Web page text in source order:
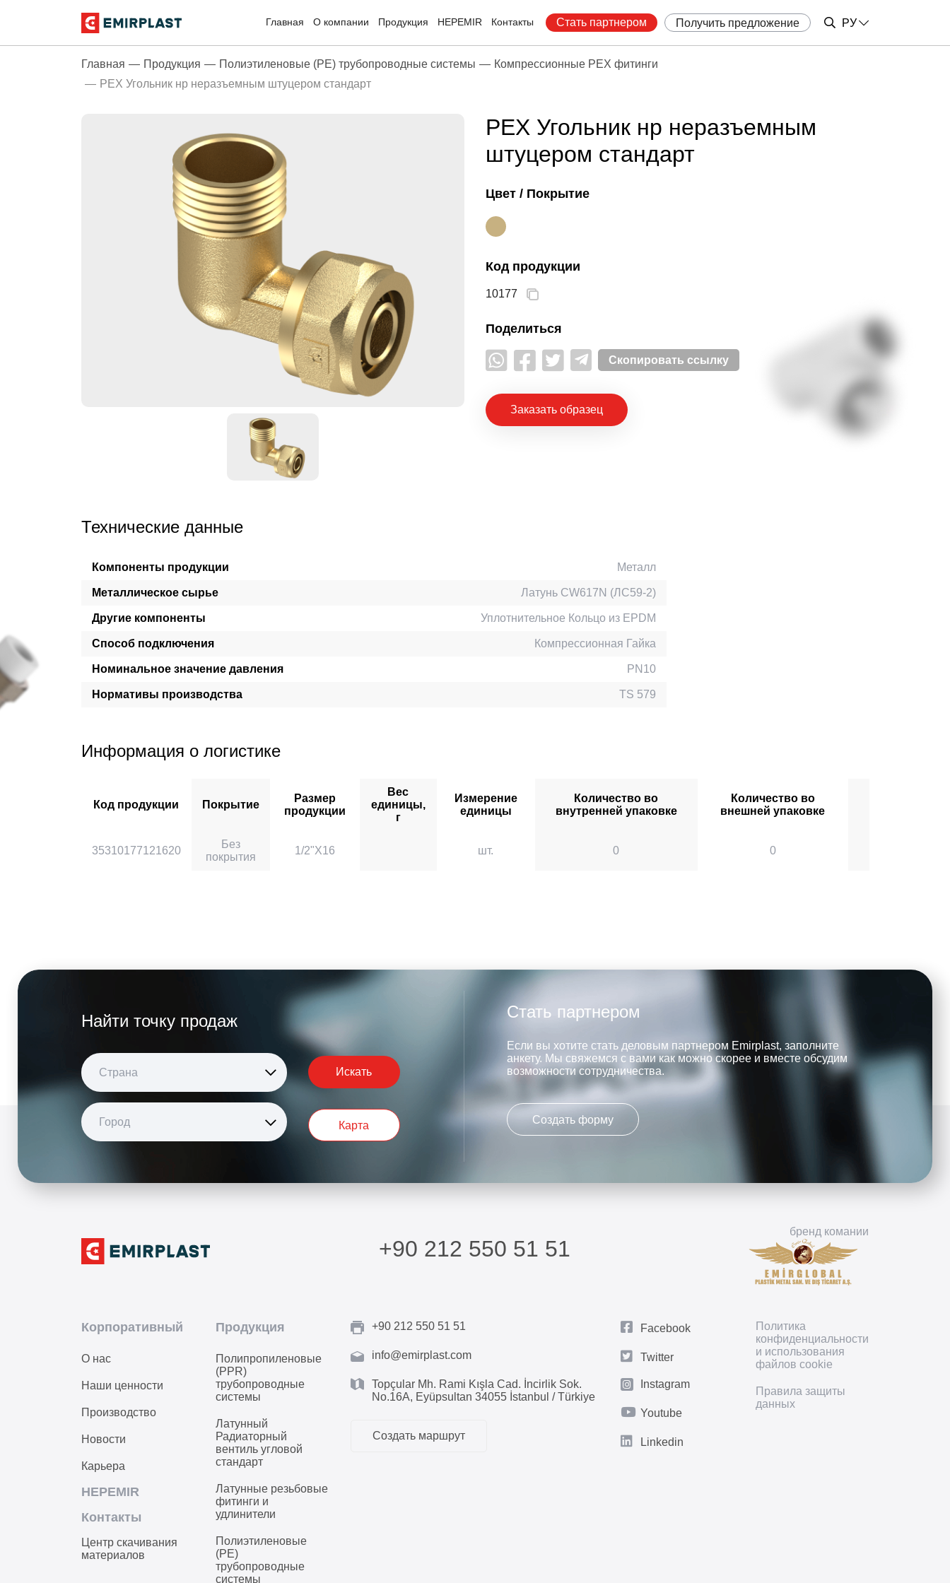
РУ
Стать партнером Получить предложение
Главная О компании Продукция HEPEMIR Контакты
Главная Продукция Полиэтиленовые (PE) трубопроводные системы
Компрессионные PEX фитинги
PEX Угольник нр неразъемным штуцером стандарт
PEX Угольник нр неразъемным
штуцером стандарт
Цвет / Покрытие
Код продукции
10177
Поделиться
Скопировать ссылку
Заказать образец
Технические данные
Компоненты продукции Металл
Металлическое сырье Латунь CW617N (ЛС59-2)
Другие компоненты Уплотнительное Кольцо из EPDM
Способ подключения Компрессионная Гайка
Номинальное значение давления PN10
Нормативы производства TS 579
Информация о логистике
Код продукции Покрытие
Размер
продукции
Вес
единицы,
г
Измерение
единицы
Количество во
внутренней упаковке
Количество во
внешней упаковке
35310177121620
Без
покрытия
1/2"X16 шт. 0 0
Найти точку продаж
Страна Искать
Город Карта
Стать партнером
Если вы хотите стать деловым партнером Emirplast, заполните
анкету. Мы свяжемся с вами как можно скорее и вместе обсудим
возможности сотрудничества.
Создать форму
+90 212 550 51 51
бренд комании
Корпоративный
О нас
Наши ценности
Производство
Новости
Карьера
HEPEMIR
Контакты
Центр скачивания
материалов
Продукция
Полипропиленовые
(PPR)
трубопроводные
системы
Латунный
Радиаторный
вентиль угловой
стандарт
Латунные резьбовые
фитинги и
удлинители
Полиэтиленовые
(PE)
трубопроводные
системы
+90 212 550 51 51
info@emirplast.com
Topçular Mh. Rami Kışla Cad. İncirlik Sok.
No.16A, Eyüpsultan 34055 İstanbul / Türkiye
Создать маршрут
Facebook
Twitter
Instagram
Youtube
Linkedin
Политика
конфиденциальности
и использования
файлов cookie
Правила защиты
данных